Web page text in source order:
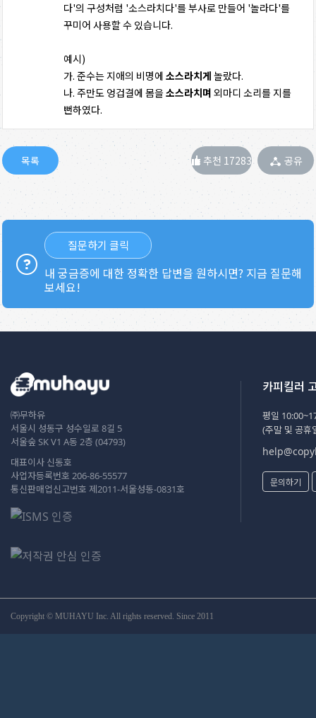
다'의 구성처럼 '소스라치다'를 부사로 만들어 '놀라다'를
꾸미어 사용할 수 있습니다.
예시)
가. 준수는 지애의 비명에 소스라치게 놀랐다.
나. 주만도 엉겁결에 몸을소스라치며 외마디 소리를 지를
뻔하였다.
추천 17283 공유
질문하기 클릭
내 궁금증에 대한 정확한 답변을 원하시면? 지금 질문해
보세요!
㈜무하유
서울시 성동구 성수일로 8길 5
서울숲 SK V1 A동 2층 (04793)
대표이사 신동호
사업자등록번호 206-86-55577
통신판매업신고번호 제2011-서울성동-0831호
카피킬러
평일
(주말 및 공휴
문의하기
Copyright © MUHAYU Inc. All rights reserved. Since 2011